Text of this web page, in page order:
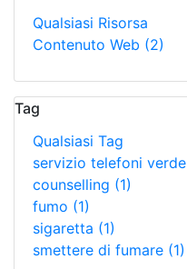
Qualsiasi Risorsa
Contenuto Web (2)
Tag
Qualsiasi Tag
servizio telefoni verde
counselling (1)
fumo (1)
sigaretta (1)
smettere di fumare (1)